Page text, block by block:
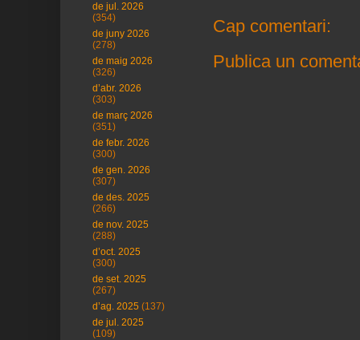
Cap comentari:
Publica un
de jul. 2026
(354)
de juny 2026
(278)
de maig 2026
(326)
d’abr. 2026
(303)
de març 2026
(351)
de febr. 2026
(300)
de gen. 2026
(307)
de des. 2025
(266)
de nov. 2025
(288)
d’oct. 2025
(300)
de set. 2025
(267)
d’ag. 2025 (137)
de jul. 2025
(109)